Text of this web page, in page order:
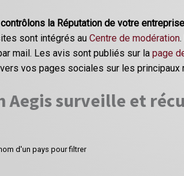
la Réputation de votre
sont intégrés au Centre de modération
mail. Les avis sont publiés sur la page
vers vos pages sociales sur les principaux
Aegis surveille et
d'un pays pour filtrer